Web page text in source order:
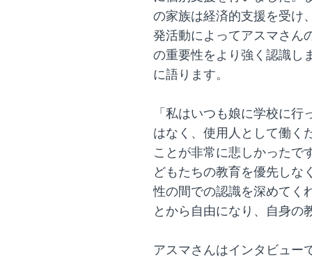
の家族は経済的支援を受け
発活動によってアスマさん
の重要性をより強く認識し
に語ります。
「私はいつも娘に学校に
はなく、使用人として働く
ことが非常に悲しかったで
どもたちの教育を優先しな
性の間での認識を深めてく
とから自由になり、自身の
アスマさんはインタビュー